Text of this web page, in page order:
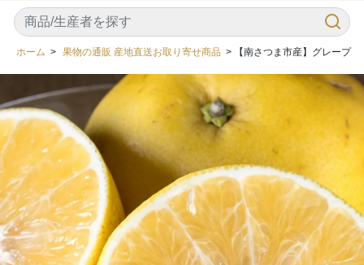
ホーム > 果物の通販 産地直送お取り寄せ商品 > 【南さつま市産】グレープ